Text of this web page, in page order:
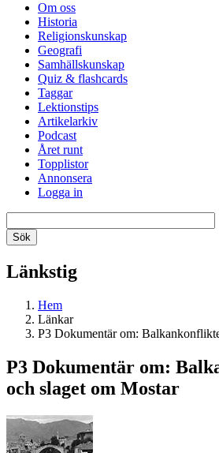
Om oss
Historia
Religionskunskap
Geografi
Samhällskunskap
Quiz & flashcards
Taggar
Lektionstips
Artikelarkiv
Podcast
Året runt
Topplistor
Annonsera
Logga in
Länkstig
Hem
Länkar
P3 Dokumentär om:
P3 Dokumentär om:
och slaget om Mostar